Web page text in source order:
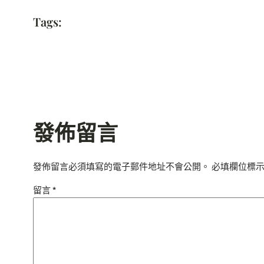
Tags:
發佈留言
發佈留言必須填寫的電子郵件地址不會公開。 必填欄位標
留言*